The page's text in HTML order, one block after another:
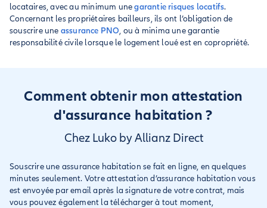
locataires, avec au minimum unegarantie risques locatifs.
Concernant les propriétaires bailleurs, ils ont l’obligation de
souscrire une assurance PNO, ou à minima une garantie
responsabilité civile lorsque le logement loué est en copropriété.
Comment obtenir mon attestation
d'assurance habitation ?
Chez Luko by Allianz Direct
Souscrire une assurance habitation se fait en ligne, en quelques
minutes seulement. Votre attestation d’assurance habitation vous
est envoyée par email après la signature de votre contrat, mais
vous pouvez également la télécharger à tout moment,